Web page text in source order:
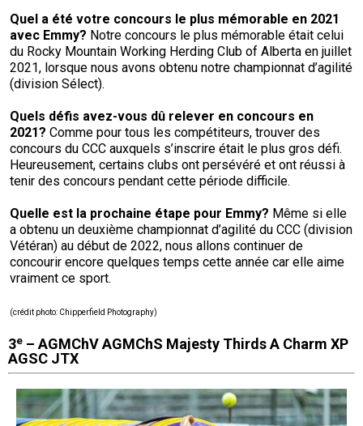
Quel a été votre concours le plus mémorable en 2021
avec Emmy? Notre concours le plus mémorable était celui
du Rocky Mountain Working Herding Club of Alberta en juillet
2021, lorsque nous avons obtenu notre championnat d’agilité
(division Sélect).
Quels défis avez-vous dû relever en concours en
2021? Comme pour tous les compétiteurs, trouver des
concours du CCC auxquels s’inscrire était le plus gros défi.
Heureusement, certains clubs ont persévéré et ont réussi à
tenir des concours pendant cette période difficile.
Quelle est la prochaine étape pour Emmy? Même si elle
a obtenu un deuxième championnat d’agilité du CCC (division
Vétéran) au début de 2022, nous allons continuer de
concourir encore quelques temps cette année car elle aime
vraiment ce sport.
(crédit photo: Chipperfield Photography)
3e – AGMChV AGMChS Majesty Thirds A Charm XP
AGSC JTX